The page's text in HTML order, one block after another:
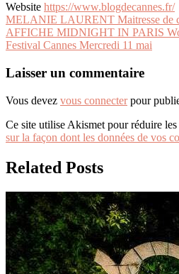
Website https://www.blogdecannes.fr/
Navigation
de
MELANIE LAURENT Maitresse de
AFFICHE MIDNIGHT IN PARIS
Festival Cannes Mercredi 11 mai
Laisser un commentaire
Vous devez vous connecterpour
Ce site utilise Akismet pour réduire les
sur la façon dont les données de vos
Related Posts